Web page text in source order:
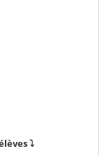
⤵️